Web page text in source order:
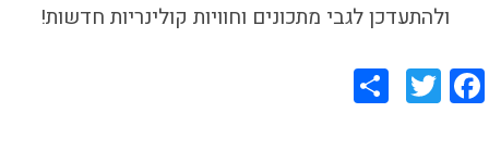
ולהתעדכן לגבי מתכונים וחוויות קולינריות חדשות!
Facebook
Twitter
Share